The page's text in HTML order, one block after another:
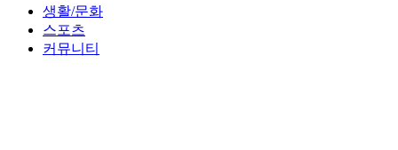
생활/문화
스포츠
커뮤니티